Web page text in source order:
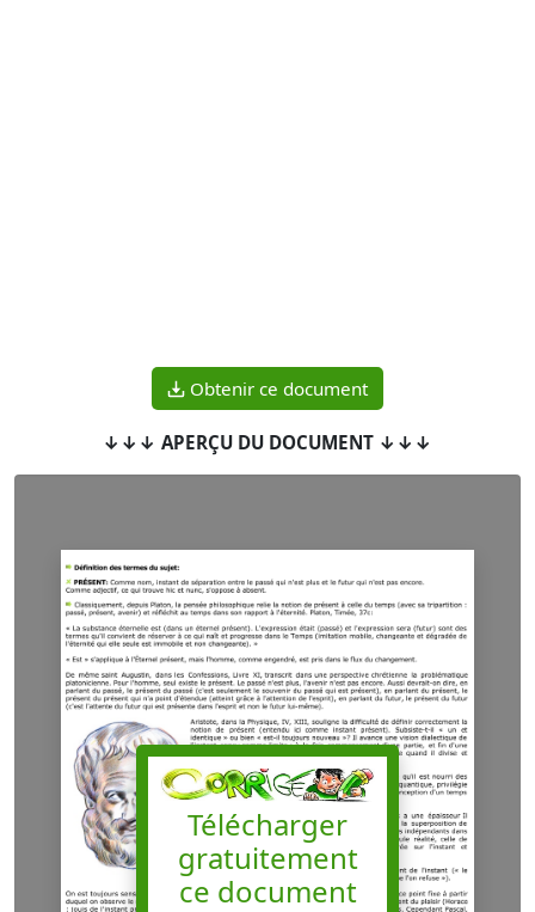
Obtenir ce document
↓↓↓ APERÇU DU DOCUMENT ↓↓↓
Télécharger
gratuitement
ce document